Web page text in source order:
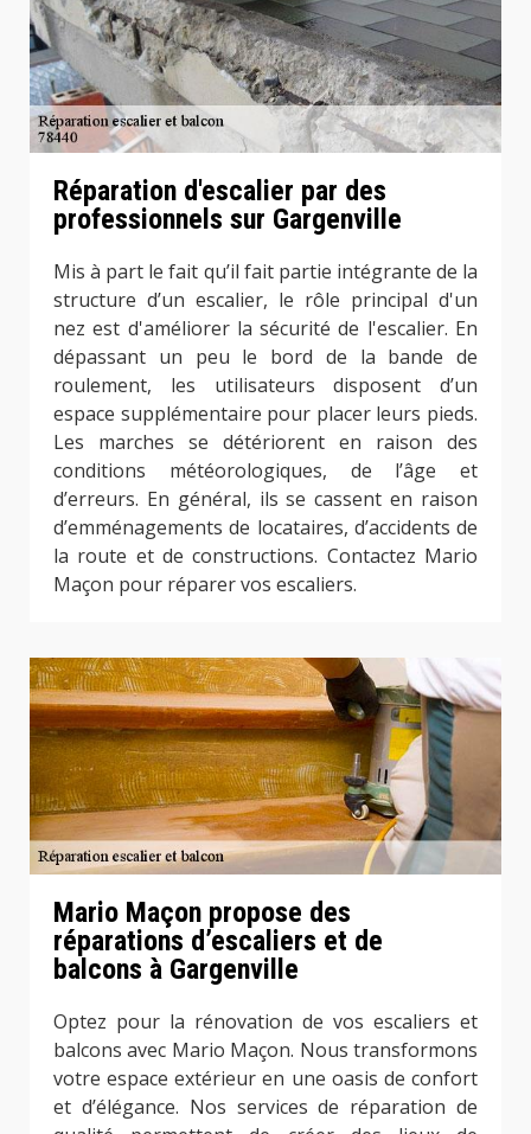
Réparation d'escalier par des
professionnels sur Gargenville
Mis à part le fait qu’il fait partie intégrante de la
structure d’un escalier, le rôle principal d'un
nez est d'améliorer la sécurité de l'escalier. En
dépassant un peu le bord de la bande de
roulement, les utilisateurs disposent d’un
espace supplémentaire pour placer leurs pieds.
Les marches se détériorent en raison des
conditions météorologiques, de l’âge et
d’erreurs. En général, ils se cassent en raison
d’emménagements de locataires, d’accidents de
la route et de constructions. Contactez Mario
Maçon pour réparer vos escaliers.
Mario Maçon propose des
réparations d’escaliers et de
balcons à Gargenville
Optez pour la rénovation de vos escaliers et
balcons avec Mario Maçon. Nous transformons
votre espace extérieur en une oasis de confort
et d’élégance. Nos services de réparation de